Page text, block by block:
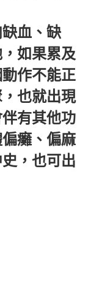
血、缺
如果累及
作不能正
也就出現
有其他功
癱、偏麻
，也可出